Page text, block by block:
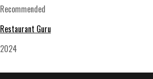
Recommended
Restaurant Guru
2024